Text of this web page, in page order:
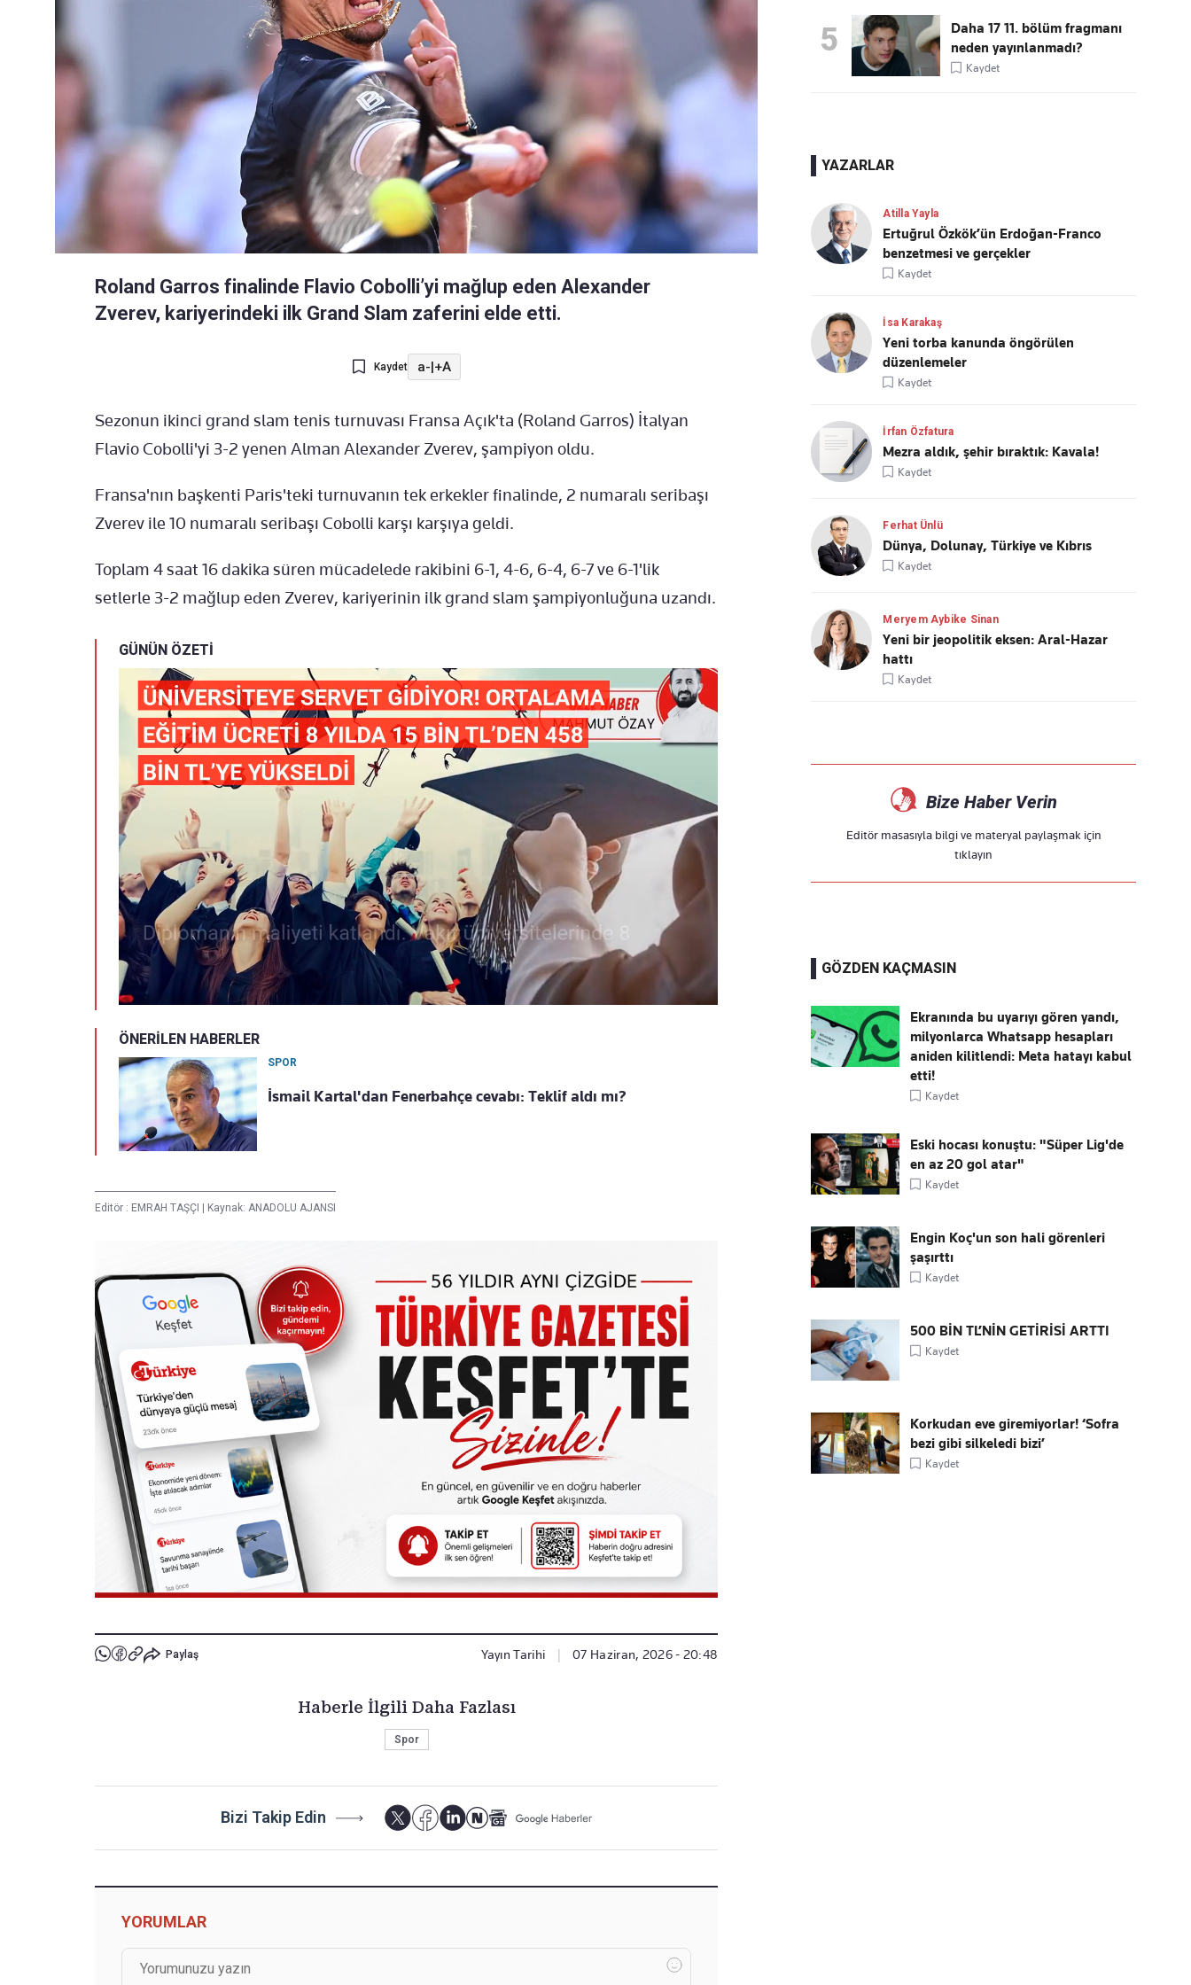
Roland Garros finalinde Flavio Cobolli’yi mağlup eden Alexander
Zverev, kariyerindeki ilk Grand Slam zaferini elde etti.
Kaydet a-|+A
Sezonun ikinci grand slam tenis turnuvası Fransa Açık'ta (Roland Garros) İtalyan
Flavio Cobolli'yi 3-2 yenen Alman Alexander Zverev, şampiyon oldu.
Fransa'nın başkenti Paris'teki turnuvanın tek erkekler finalinde, 2 numaralı seribaşı
Zverev ile 10 numaralı seribaşı Cobolli karşı karşıya geldi.
Toplam 4 saat 16 dakika süren mücadelede rakibini 6-1, 4-6, 6-4, 6-7 ve 6-1'lik
setlerle 3-2 mağlup eden Zverev, kariyerinin ilk grand slam şampiyonluğuna uzandı.
GÜNÜN ÖZETİ
ÖNERİLEN HABERLER
SPOR
İsmail Kartal'dan Fenerbahçe cevabı: Teklif aldı mı?
Editör : EMRAH TAŞÇI | Kaynak: ANADOLU AJANSI
Paylaş Yayın Tarihi 07 Haziran, 2026 - 20:48
Haberle İlgili Daha Fazlası
Spor
Bizi Takip Edin
YORUMLAR
5
Daha 17 11. bölüm fragmanı
neden yayınlanmadı?
Kaydet
YAZARLAR
Atilla Yayla
Ertuğrul Özkök’ün Erdoğan-Franco
benzetmesi ve gerçekler
Kaydet
İsa Karakaş
Yeni torba kanunda öngörülen
düzenlemeler
Kaydet
İrfan Özfatura
Mezra aldık, şehir bıraktık: Kavala!
Kaydet
Ferhat Ünlü
Dünya, Dolunay, Türkiye ve Kıbrıs
Kaydet
Meryem Aybike Sinan
Yeni bir jeopolitik eksen: Aral-Hazar
hattı
Kaydet
Bize Haber Verin
Editör masasıyla bilgi ve materyal paylaşmak için
tıklayın
GÖZDEN KAÇMASIN
Ekranında bu uyarıyı gören yandı,
milyonlarca Whatsapp hesapları
aniden kilitlendi: Meta hatayı kabul
etti!
Kaydet
Eski hocası konuştu: "Süper Lig'de
en az 20 gol atar"
Kaydet
Engin Koç'un son hali görenleri
şaşırttı
Kaydet
500 BİN TL’NİN GETİRİSİ ARTTI
Kaydet
Korkudan eve giremiyorlar! ‘Sofra
bezi gibi silkeledi bizi’
Kaydet